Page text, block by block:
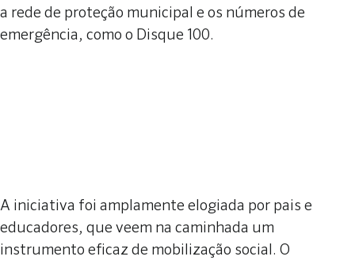
a rede de proteção municipal e os números de
emergência, como o Disque 100.
A iniciativa foi amplamente elogiada por pais e
educadores, que veem na caminhada um
instrumento eficaz de mobilização social. O